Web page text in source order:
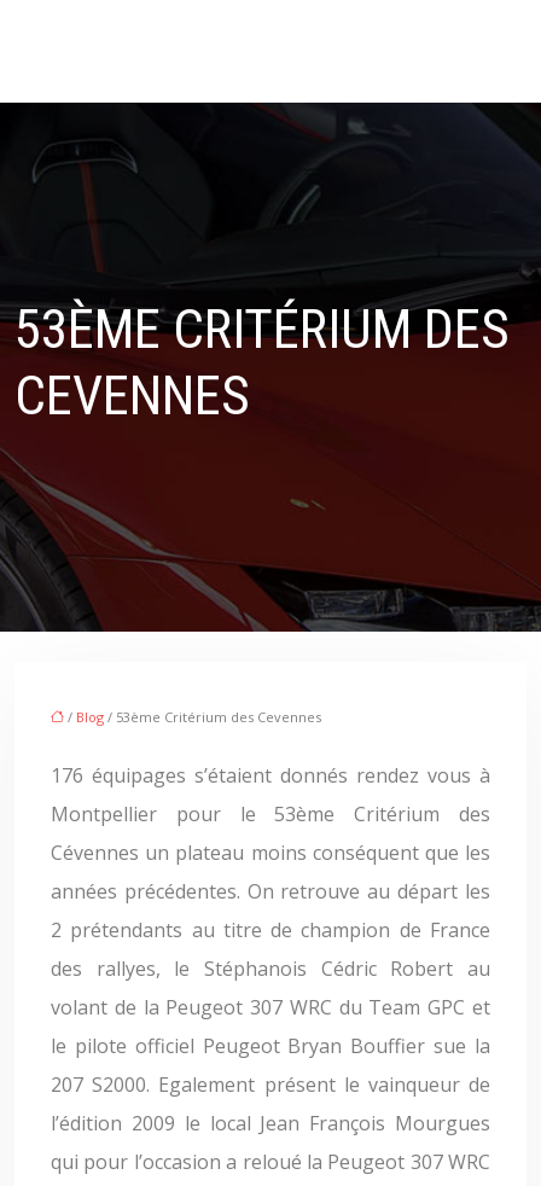
53ÈME CRITÉRIUM DES
CEVENNES
/ Blog / 53ème Critérium des Cevennes
176 équipages s’étaient donnés rendez vous à
Montpellier pour le 53ème Critérium des
Cévennes un plateau moins conséquent que les
années précédentes. On retrouve au départ les
2 prétendants au titre de champion de France
des rallyes, le Stéphanois Cédric Robert au
volant de la Peugeot 307 WRC du Team GPC et
le pilote officiel Peugeot Bryan Bouffier sue la
207 S2000. Egalement présent le vainqueur de
l’édition 2009 le local Jean François Mourgues
qui pour l’occasion a reloué la Peugeot 307 WRC